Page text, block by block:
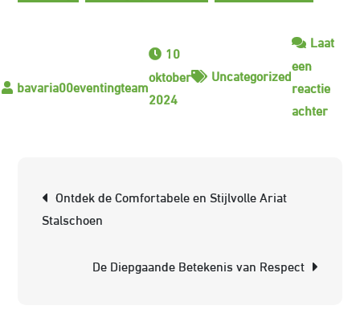
10
oktober
2024
Uncategorized
Laat
een
reactie
achterop
Ontdek de Comfortabele en Stijlvolle Ariat
Stalschoen
De Diepgaande Betekenis van Respect